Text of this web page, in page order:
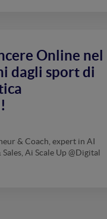
Online nel
dagli sport di
& Coach, expert in AI
Ai Scale Up @Digital